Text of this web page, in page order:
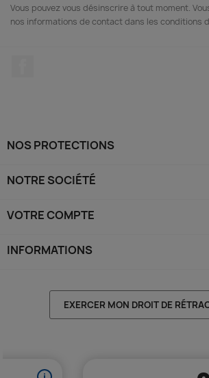
Vous pouvez vous désinscrire à tout moment.
nos informations de contact dans les conditions
NOS PROTECTIONS
NOTRE SOCIÉTÉ
VOTRE COMPTE
INFORMATIONS
EXERCER MON DROIT DE